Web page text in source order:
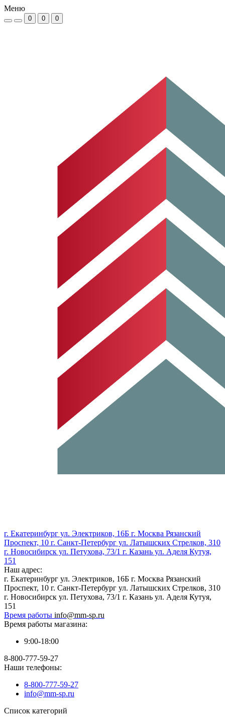
Меню
0 0 0
г. Екатеринбург ул. Электриков, 16Б г. Москва Рязанский
Проспект, 10 г. Санкт-Петербург ул. Латышских Стрелков, 310
г. Новосибирск ул. Петухова, 73/1 г. Казань ул. Аделя Кутуя,
151
Наш адрес:
г. Екатеринбург ул. Электриков, 16Б г. Москва Рязанский
Проспект, 10 г. Санкт-Петербург ул. Латышских Стрелков, 310
г. Новосибирск ул. Петухова, 73/1 г. Казань ул. Аделя Кутуя,
151
Время работы info@mm-sp.ru
Время работы магазина:
9:00-18:00
8-800-777-59-27
Наши телефоны:
8-800-777-59-27
info@mm-sp.ru
Список категорий